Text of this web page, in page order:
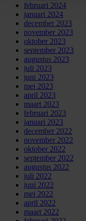
februari 2024
januari 2024
december 2023
november 2023
oktober 2023
september 2023
augustus 2023
juli 2023
juni 2023
mei 2023
april 2023
maart 2023
februari 2023
januari 2023
december 2022
november 2022
oktober 2022
september 2022
augustus 2022
juli 2022
juni 2022
mei 2022
april 2022
maart 2022